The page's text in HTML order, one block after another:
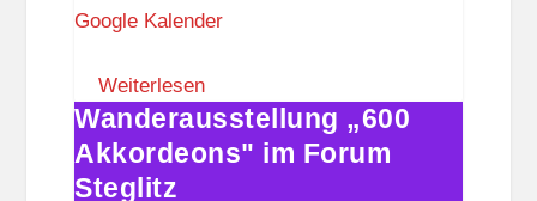
u
S
t
e
g
Google Kalender
Weiterlesen
Wanderausstellung
„600
Akkordeons"
Wanderausstellung „600
Akkordeons" im Forum
Steglitz